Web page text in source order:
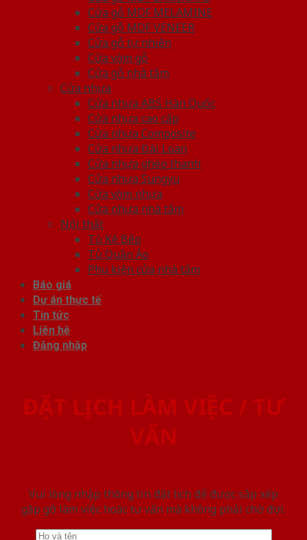
Cửa gỗ MDF MELAMINE
Cửa gỗ MDF VENEER
Cửa gỗ tự nhiên
Cửa vòm gỗ
Cửa gỗ nhà tắm
Cửa nhựa
Cửa nhựa ABS Hàn Quốc
Cửa nhựa cao cấp
Cửa nhựa Composite
Cửa nhựa Đài Loan
Cửa nhựa ghép thanh
Cửa nhựa Sungyu
Cửa vòm nhựa
Cửa nhựa nhà tắm
Nội thất
Tủ Kệ Bếp
Tủ Quần Áo
Phụ kiện cửa nhà tắm
Báo giá
Dự án thực tế
Tin tức
Liên hệ
Đăng nhập
ĐẶT LỊCH LÀM VIỆC / TƯ
VẤN
Vui lòng nhập thông tin đặt lịch để được sắp xếp
gặp gỡ làm việc hoăc tư vấn mà không phải chờ đợi.